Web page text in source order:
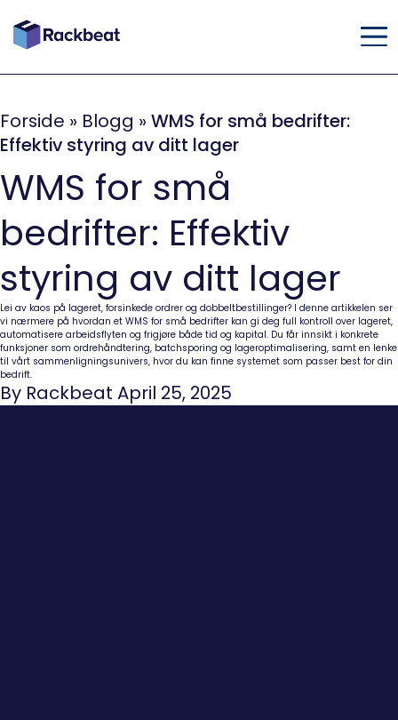
Forside » Blogg »WMS for små bedrifter:
Effektiv styring av ditt lager
WMS for små
bedrifter: Effektiv
styring av ditt lager
Lei av kaos på lageret, forsinkede ordrer og dobbeltbestillinger? I denne artikkelen ser
vi nærmere på hvordan et WMS for små bedrifter kan gi deg full kontroll over lageret,
automatisere arbeidsflyten og frigjøre både tid og kapital. Du får innsikt i konkrete
funksjoner som ordrehåndtering, batchsporing og lageroptimalisering, samt en lenke
til vårt sammenligningsunivers, hvor du kan finne systemet som passer best for din
bedrift.
By Rackbeat April 25, 2025